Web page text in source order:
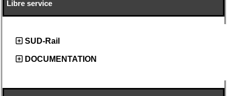
Libre service
SUD-Rail
DOCUMENTATION